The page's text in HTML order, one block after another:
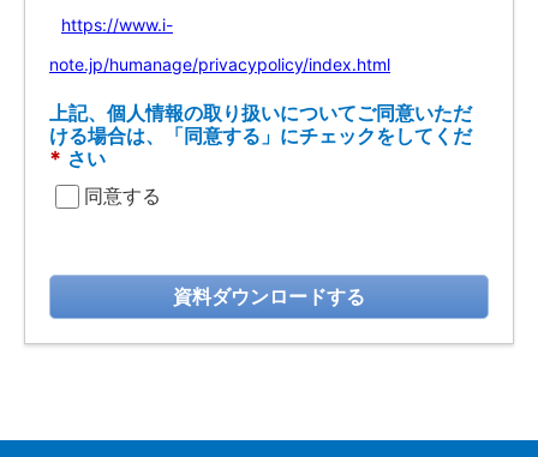
https://www.i-
note.jp/humanage/privacypolicy/index.html
上記、個人情報の取り扱いについてご同意いただ
ける場合は、「同意する」にチェックをしてくだ
さい
*
同意する
資料ダウンロードする